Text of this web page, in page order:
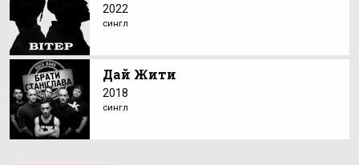
2022
сингл
Дай Жити
2018
сингл